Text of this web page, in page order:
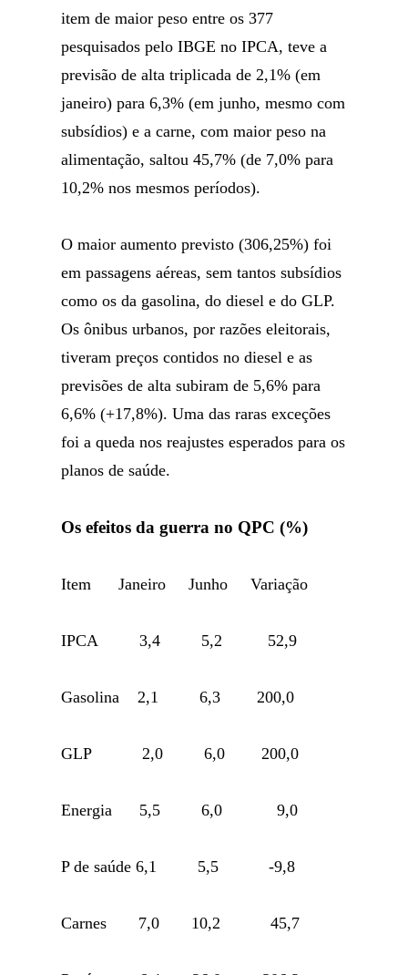
item de maior peso entre os 377
pesquisados pelo IBGE no IPCA, teve a
previsão de alta triplicada de 2,1% (em
janeiro) para 6,3% (em junho, mesmo com
subsídios) e a carne, com maior peso na
alimentação, saltou 45,7% (de 7,0% para
10,2% nos mesmos períodos).
O maior aumento previsto (306,25%) foi
em passagens aéreas, sem tantos subsídios
como os da gasolina, do diesel e do GLP.
Os ônibus urbanos, por razões eleitorais,
tiveram preços contidos no diesel e as
previsões de alta subiram de 5,6% para
6,6% (+17,8%). Uma das raras exceções
foi a queda nos reajustes esperados para os
planos de saúde.
Os efeitos da guerra no QPC (%)
Item Janeiro Junho Variação
IPCA 3,4 5,2 52,9
Gasolina 2,1 6,3 200,0
GLP 2,0 6,0 200,0
Energia 5,5 6,0 9,0
P de saúde 6,1 5,5 -9,8
Carnes 7,0 10,2 45,7